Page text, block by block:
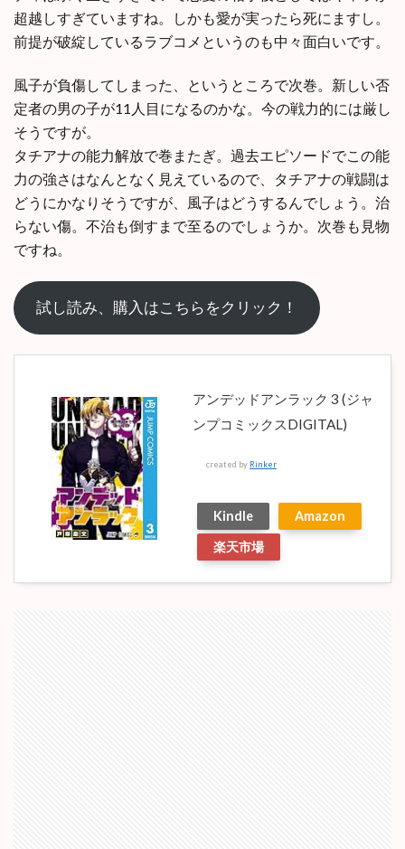
超越しすぎていますね。しかも愛が実ったら死にますし。
前提が破綻しているラブコメというのも中々面白いです。
風子が負傷してしまった、というところで次巻。新しい否
定者の男の子が11人目になるのかな。今の戦力的には厳し
そうですが。
タチアナの能力解放で巻またぎ。過去エピソードでこの能
力の強さはなんとなく見えているので、タチアナの戦闘は
どうにかなりそうですが、風子はどうするんでしょう。治
らない傷。不治も倒すまで至るのでしょうか。次巻も見物
ですね。
試し読み、購入はこちらをクリック！
アンデッドアンラック 3 (ジャ
ンプコミックスDIGITAL)
created by Rinker
Kindle
Amazon
楽天市場